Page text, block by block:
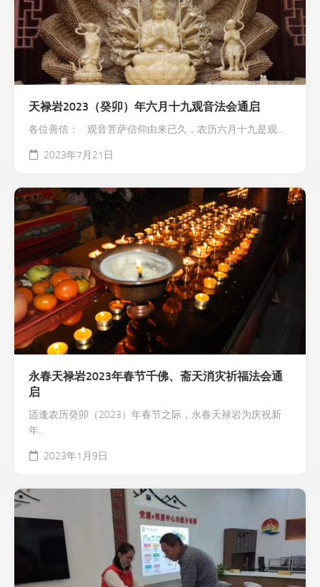
天禄岩2023（癸卯）年六月十九观音法会通启
各位善信： 观音菩萨信仰由来已久，农历六月十九是观...
2023年7月21日
永春天禄岩2023年春节千佛、斋天消灾祈福法会通
启
适逢农历癸卯（2023）年春节之际，永春天禄岩为庆祝新
年...
2023年1月9日